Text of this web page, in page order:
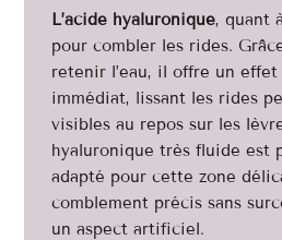
L’acide hyaluronique, quant
pour combler les rides.
retenir l’eau, il offre un
immédiat, lissant les rides
visibles au repos sur les
hyaluronique très fluide est
adapté pour cette zone
comblement précis sans
un aspect artificiel.